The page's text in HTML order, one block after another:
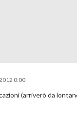
0:00
(arriverò da